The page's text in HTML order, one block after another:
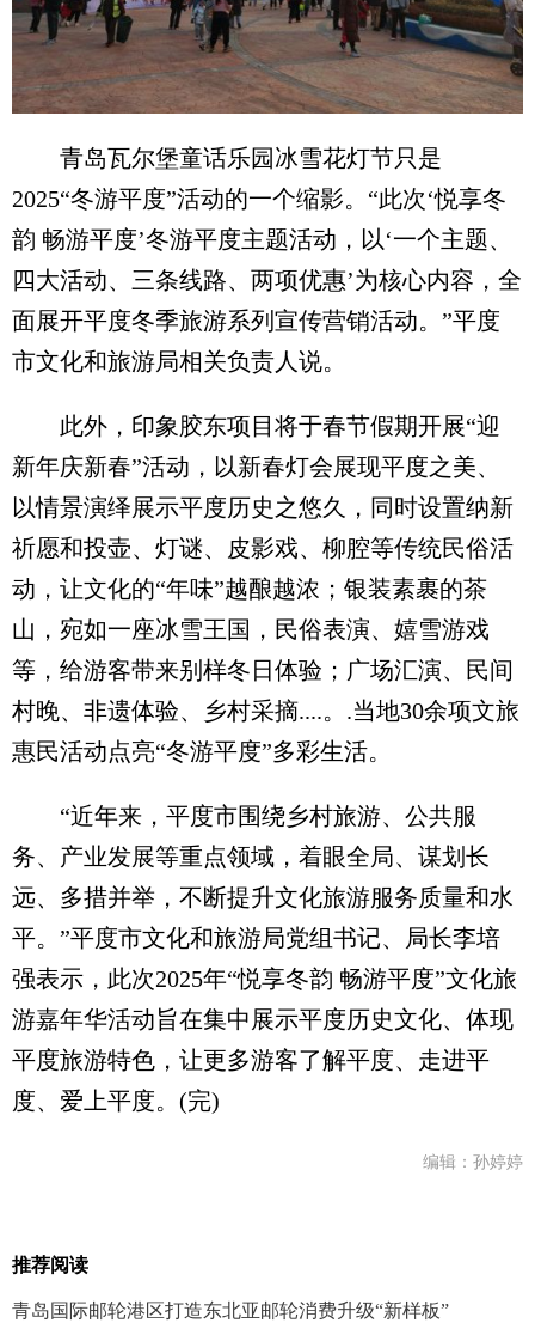
青岛瓦尔堡童话乐园冰雪花灯节只是
2025“冬游平度”活动的一个缩影。“此次‘悦享冬
韵 畅游平度’冬游平度主题活动，以‘一个主题、
四大活动、三条线路、两项优惠’为核心内容，全
面展开平度冬季旅游系列宣传营销活动。”平度
市文化和旅游局相关负责人说。
此外，印象胶东项目将于春节假期开展“迎
新年庆新春”活动，以新春灯会展现平度之美、
以情景演绎展示平度历史之悠久，同时设置纳新
祈愿和投壶、灯谜、皮影戏、柳腔等传统民俗活
动，让文化的“年味”越酿越浓；银装素裹的茶
山，宛如一座冰雪王国，民俗表演、嬉雪游戏
等，给游客带来别样冬日体验；广场汇演、民间
村晚、非遗体验、乡村采摘....。.当地30余项文旅
惠民活动点亮“冬游平度”多彩生活。
“近年来，平度市围绕乡村旅游、公共服
务、产业发展等重点领域，着眼全局、谋划长
远、多措并举，不断提升文化旅游服务质量和水
平。”平度市文化和旅游局党组书记、局长李培
强表示，此次2025年“悦享冬韵 畅游平度”文化旅
游嘉年华活动旨在集中展示平度历史文化、体现
平度旅游特色，让更多游客了解平度、走进平
度、爱上平度。(完)
编辑：孙婷婷
推荐阅读
青岛国际邮轮港区打造东北亚邮轮消费升级“新样板”